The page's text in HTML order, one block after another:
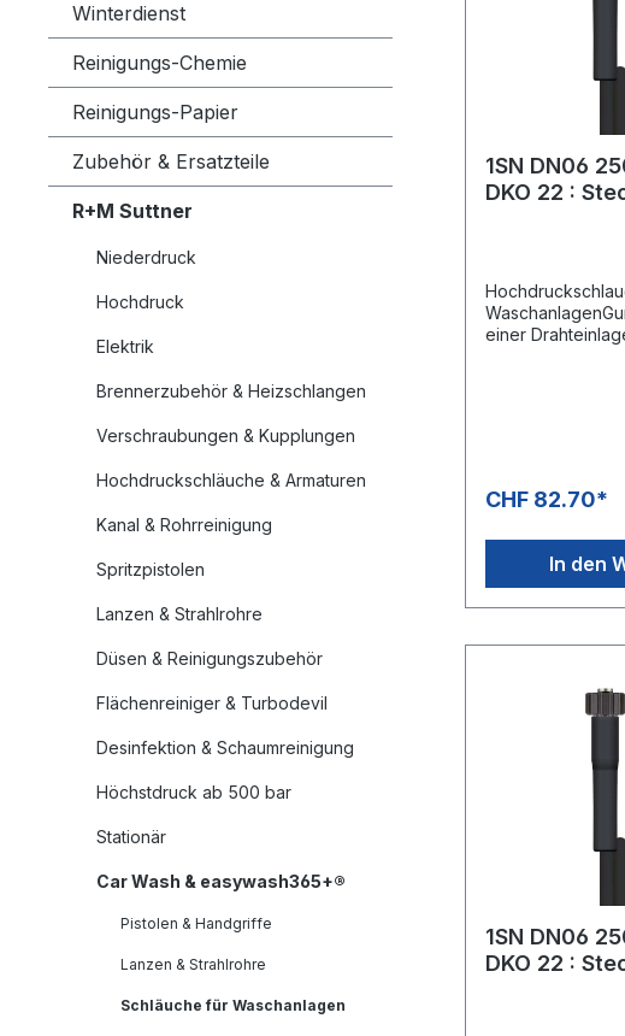
Winterdienst
Reinigungs-Chemie
Reinigungs-Papier
Zubehör & Ersatzteile
R+M Suttner
Niederdruck
Hochdruck
Elektrik
Brennerzubehör & Heizschlangen
Verschraubungen & Kupplungen
Hochdruckschläuche & Armaturen
Kanal & Rohrreinigung
Spritzpistolen
Lanzen & Strahlrohre
Düsen & Reinigungszubehör
Flächenreiniger & Turbodevil
Desinfektion & Schaumreinigung
Höchstdruck ab 500 bar
Stationär
Car Wash & easywash365+®
Pistolen & Handgriffe
Lanzen & Strahlrohre
Schläuche für Waschanlagen
1SN DN06
DKO 22 :
einer
CHF 82.70*
In den
1SN DN06
DKO 22 :